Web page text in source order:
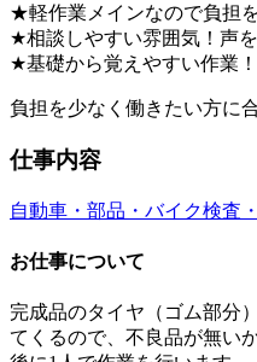
★軽作業メインなので負担
★相談しやすい雰囲気！声
★基礎から覚えやすい作業
負担を少なく働きたい方に
仕事内容
自動車・部品・バイク検査
お仕事について
完成品のタイヤ（ゴム部分
てくるので、不良品が無い